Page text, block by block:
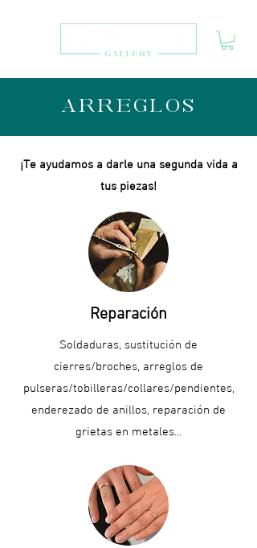
ARREGLOS
¡Te ayudamos a darle una segunda vida a
tus piezas!
Reparación
Soldaduras, sustitución de
cierres/broches, arreglos de
pulseras/tobilleras/collares/pendientes,
enderezado de anillos, reparación de
grietas en metales...